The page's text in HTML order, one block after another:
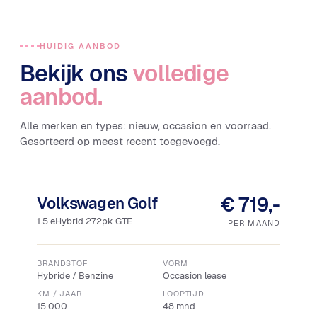
HUIDIG AANBOD
Bekijk onsvolledige
aanbod.
Alle merken en types: nieuw, occasion en voorraad.
Gesorteerd op meest recent toegevoegd.
Volkswagen Golf
1.5 eHybrid 272pk GTE
€ 719,-
PER MAAND
BRANDSTOF
Hybride / Benzine
VORM
Occasion lease
KM / JAAR
15.000
LOOPTIJD
48 mnd